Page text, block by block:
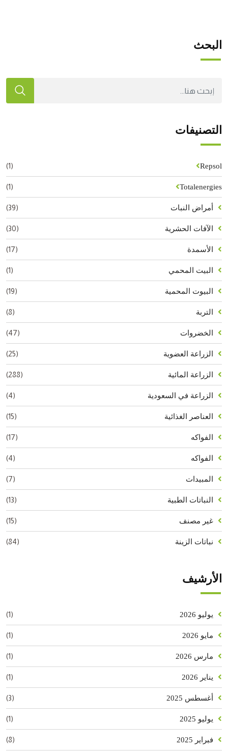
البحث
التصنيفات
Repsol
(1)
Totalenergies
(1)
أمراض النبات (39)
الآفات الحشرية (30)
الأسمدة (17)
البيت المحمي (1)
البيوت المحمية (19)
التربة (8)
الخضروات (47)
الزراعة العضوية (25)
الزراعة المائية (288)
الزراعة في السعودية (4)
العناصر الغذائية (15)
الفواكه (17)
الفواكه (4)
المبيدات (7)
النباتات الطبية (13)
غير مصنف (15)
نباتات الزينة (84)
الأرشيف
يوليو 2026 (1)
مايو 2026 (1)
مارس 2026 (1)
يناير 2026 (1)
أغسطس 2025 (3)
يوليو 2025 (1)
فبراير 2025 (8)